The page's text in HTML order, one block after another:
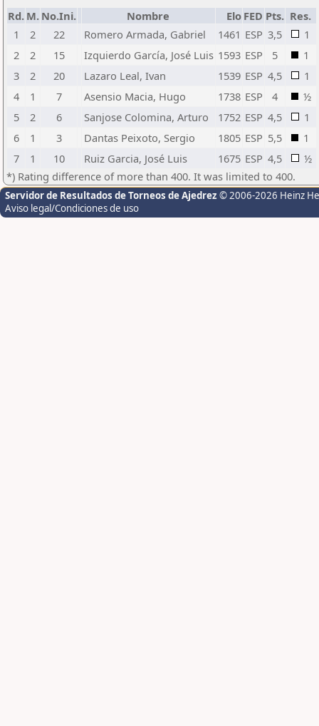
Rd. M. No.Ini. Nombre Elo FED Pts. Res.
1
2 22 Romero Armada, Gabriel 1461 ESP 3,5
1
2
2 15 Izquierdo García, José Luis 1593 ESP 5
1
3
2 20 Lazaro Leal, Ivan 1539 ESP 4,5
1
4
1 7 Asensio Macia, Hugo 1738 ESP 4
½
5
2 6 Sanjose Colomina, Arturo 1752 ESP 4,5
1
6
1 3 Dantas Peixoto, Sergio 1805 ESP 5,5
1
7
1 10 Ruiz Garcia, José Luis 1675 ESP 4,5
½
*) Rating difference of more than 400. It was limited to 400.
Servidor de Resultados de Torneos de Ajedrez © 2006-2026 Heinz
Aviso legal/Condiciones de uso